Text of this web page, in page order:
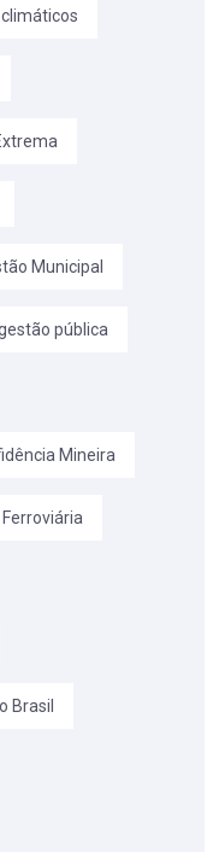
Municipal
pública
Mineira
Ferroviária
Brasil